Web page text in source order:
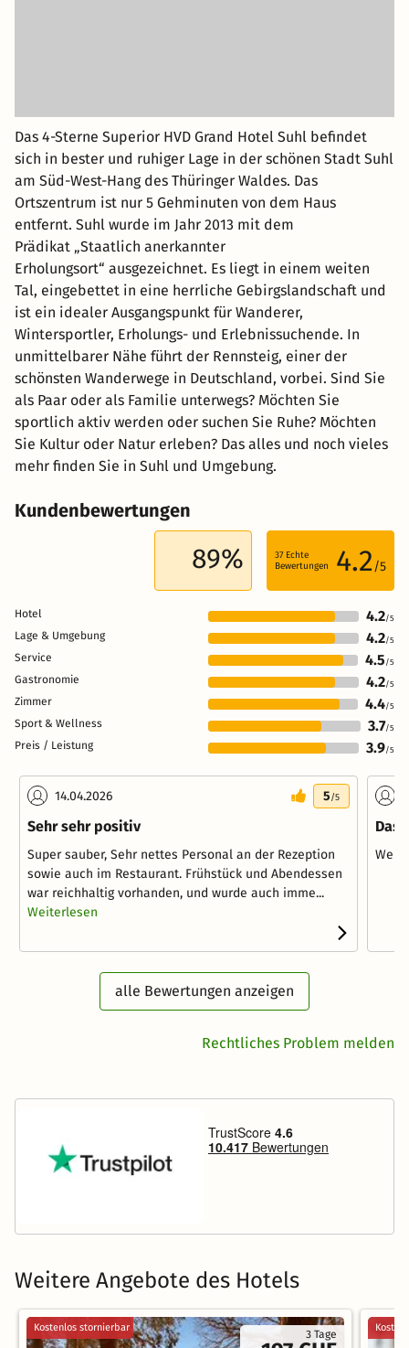
Das 4-Sterne Superior HVD Grand Hotel Suhl befindet
sich in bester und ruhiger Lage in der schönen Stadt Suhl
am Süd-West-Hang des Thüringer Waldes. Das
Ortszentrum ist nur 5 Gehminuten von dem Haus
entfernt. Suhl wurde im Jahr 2013 mit dem
Prädikat „Staatlich anerkannter
Erholungsort“ ausgezeichnet. Es liegt in einem weiten
Tal, eingebettet in eine herrliche Gebirgslandschaft und
ist ein idealer Ausgangspunkt für Wanderer,
Wintersportler, Erholungs- und Erlebnissuchende. In
unmittelbarer Nähe führt der Rennsteig, einer der
schönsten Wanderwege in Deutschland, vorbei. Sind Sie
als Paar oder als Familie unterwegs? Möchten Sie
sportlich aktiv werden oder suchen Sie Ruhe? Möchten
Sie Kultur oder Natur erleben? Das alles und noch vieles
mehr finden Sie in Suhl und Umgebung.
Kundenbewertungen
89% 37 Echte
Bewertungen
4.2 /5
Hotel 4.2/5
Lage & Umgebung 4.2/5
Service 4.5 /5
Gastronomie 4.2/5
Zimmer 4.4/5
Sport & Wellness 3.7/5
Preis / Leistung 3.9/5
14.04.2026 5/5
Sehr sehr positiv
Super sauber, Sehr nettes Personal an der Rezeption
sowie auch im Restaurant. Frühstück und Abendessen
war reichhaltig vorhanden, und wurde auch imme...
Weiterlesen
Das
alle Bewertungen anzeigen
Rechtliches Problem melden
Weitere Angebote des Hotels
3 Tage
Kostenlos stornierbar